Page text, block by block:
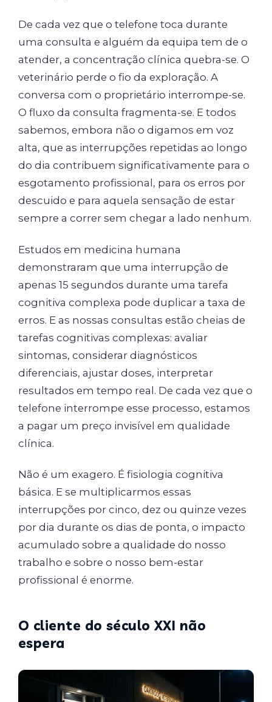
De cada vez que o telefone toca durante
uma consulta e alguém da equipa tem de o
atender, a concentração clínica quebra-se. O
veterinário perde o fio da exploração. A
conversa com o proprietário interrompe-se.
O fluxo da consulta fragmenta-se. E todos
sabemos, embora não o digamos em voz
alta, que as interrupções repetidas ao longo
do dia contribuem significativamente para o
esgotamento profissional, para os erros por
descuido e para aquela sensação de estar
sempre a correr sem chegar a lado nenhum.
Estudos em medicina humana
demonstraram que uma interrupção de
apenas 15 segundos durante uma tarefa
cognitiva complexa pode duplicar a taxa de
erros. E as nossas consultas estão cheias de
tarefas cognitivas complexas: avaliar
sintomas, considerar diagnósticos
diferenciais, ajustar doses, interpretar
resultados em tempo real. De cada vez que o
telefone interrompe esse processo, estamos
a pagar um preço invisível em qualidade
clínica.
Não é um exagero. É fisiologia cognitiva
básica. E se multiplicarmos essas
interrupções por cinco, dez ou quinze vezes
por dia durante os dias de ponta, o impacto
acumulado sobre a qualidade do nosso
trabalho e sobre o nosso bem-estar
profissional é enorme.
O cliente do século XXI não
espera